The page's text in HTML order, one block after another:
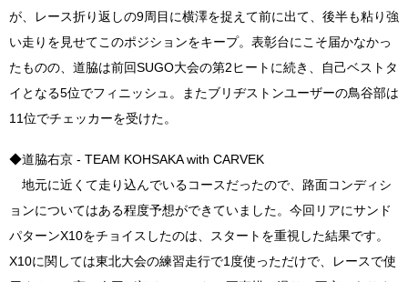
が、レース折り返しの9周目に横澤を捉えて前に出て、後半も粘り強
い走りを見せてこのポジションをキープ。表彰台にこそ届かなかっ
たものの、道脇は前回SUGO大会の第2ヒートに続き、自己ベストタ
イとなる5位でフィニッシュ。またブリヂストンユーザーの鳥谷部は
11位でチェッカーを受けた。
◆道脇右京 - TEAM KOHSAKA with CARVEK
地元に近くて走り込んでいるコースだったので、路面コンディシ
ョンについてはある程度予想ができていました。今回リアにサンド
パターンX10をチョイスしたのは、スタートを重視した結果です。
X10に関しては東北大会の練習走行で1度使っただけで、レースで使